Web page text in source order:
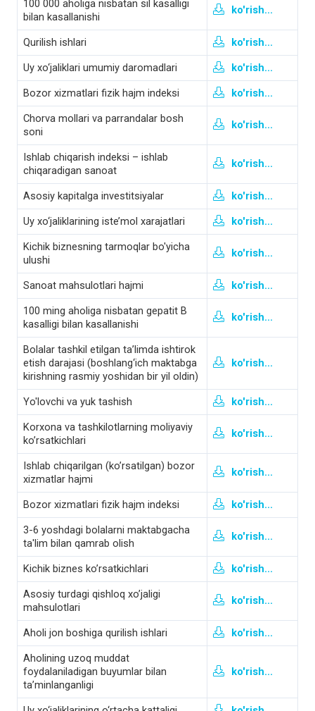
100 000 aholiga nisbatan sil kasalligi
bilan kasallanishi
ko'rish...
Qurilish ishlari
ko'rish...
Uy xo‘jaliklari umumiy daromadlari
ko'rish...
Bozor xizmatlari fizik hajm indeksi
ko'rish...
Chorva mollari va parrandalar bosh
soni
ko'rish...
Ishlab chiqarish indeksi – ishlab
chiqaradigan sanoat
ko'rish...
Asosiy kapitalga investitsiyalar
ko'rish...
Uy xo‘jaliklarining iste’mol xarajatlari
ko'rish...
Kichik biznesning tarmoqlar bo'yicha
ulushi
ko'rish...
Sanoat mahsulotlari hajmi
ko'rish...
100 ming aholiga nisbatan gepatit B
kasalligi bilan kasallanishi
ko'rish...
Bolalar tashkil etilgan ta’limda ishtirok
etish darajasi (boshlang‘ich maktabga
kirishning rasmiy yoshidan bir yil oldin)
ko'rish...
Yo'lovchi va yuk tashish
ko'rish...
Korхona va tashkilotlarning moliyaviy
ko’rsatkichlari
ko'rish...
Ishlab chiqarilgan (koʼrsatilgan) bozor
xizmatlar hajmi
ko'rish...
Bozor xizmatlari fizik hajm indeksi
ko'rish...
3-6 yoshdagi bolalarni maktabgacha
ta'lim bilan qamrab olish
ko'rish...
Kichik biznes ko’rsatkichlari
ko'rish...
Asosiy turdagi qishloq xo’jaligi
mahsulotlari
ko'rish...
Aholi jon boshiga qurilish ishlari
ko'rish...
Aholining uzoq muddat
foydalaniladigan buyumlar bilan
ta’minlanganligi
ko'rish...